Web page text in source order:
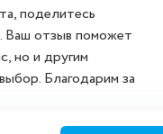
поделитесь
Ваш отзыв поможет
но и другим
Благодарим за